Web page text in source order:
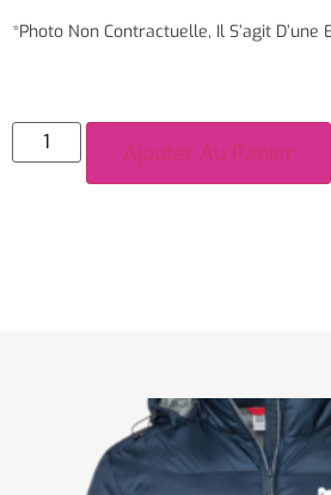
*Photo Non Contractuelle, Il S’agit D’une
Ajouter Au Panier